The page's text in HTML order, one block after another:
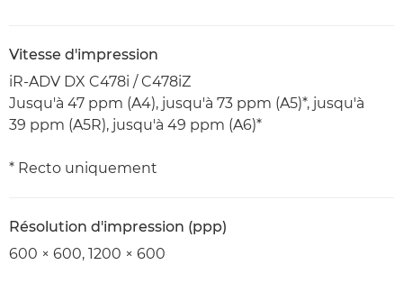
Vitesse d'impression
iR-ADV DX C478i / C478iZ
Jusqu'à 47 ppm (A4), jusqu'à 73 ppm (A5)*, jusqu'à
39 ppm (A5R), jusqu'à 49 ppm (A6)*
* Recto uniquement
Résolution d'impression (ppp)
600 × 600, 1200 × 600